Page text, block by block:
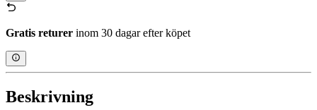
Gratis returer inom 30 dagar efter köpet
Beskrivning